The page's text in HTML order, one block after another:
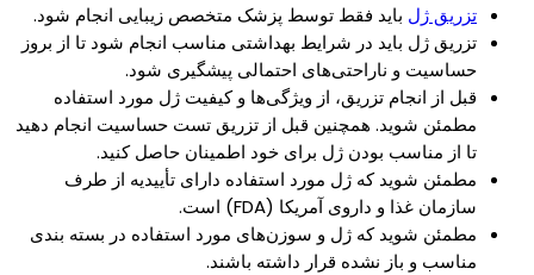
تزریق ژل باید فقط توسط پزشک متخصص زیبایی انجام شود.
تزریق ژل باید در شرایط بهداشتی مناسب انجام شود تا از بروز
حساسیت و ناراحتی‌های احتمالی پیشگیری شود.
قبل از انجام تزریق، از ویژگی‌ها و کیفیت ژل مورد استفاده
مطمئن شوید. همچنین قبل از تزریق تست حساسیت انجام دهید
تا از مناسب بودن ژل برای خود اطمینان حاصل کنید.
مطمئن شوید که ژل مورد استفاده دارای تأییدیه از طرف
سازمان غذا و داروی آمریکا (FDA) است.
مطمئن شوید که ژل و سوزن‌های مورد استفاده در بسته بندی
مناسب و باز نشده قرار داشته باشند.